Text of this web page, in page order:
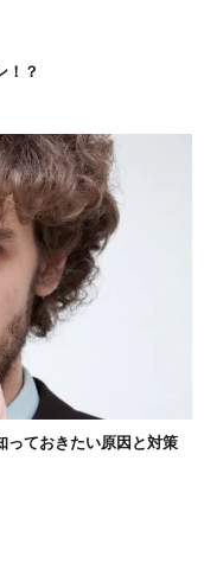
！？
っておきたい原因と対策